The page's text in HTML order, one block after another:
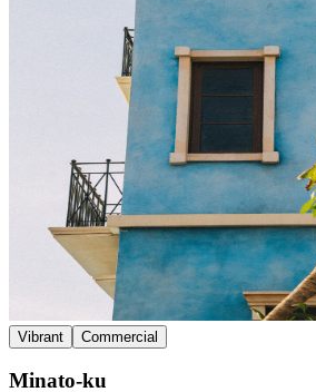
Vibrant Commercial
Minato-ku